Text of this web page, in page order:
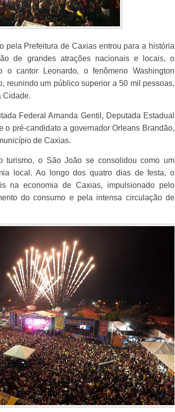
pela Prefeitura de Caxias entrou para a história
de grandes atrações nacionais e locais, o
cantor Leonardo, o fenômeno Washington
reunindo um público superior a 50 mil pessoas,
Cidade.
Federal Amanda Gentil, Deputada Estadual
pré-candidato a governador Orleans Brandão,
de Caxias.
turismo, o São João se consolidou como um
local. Ao longo dos quatro dias de festa, o
na economia de Caxias, impulsionado pelo
do consumo e pela intensa circulação de